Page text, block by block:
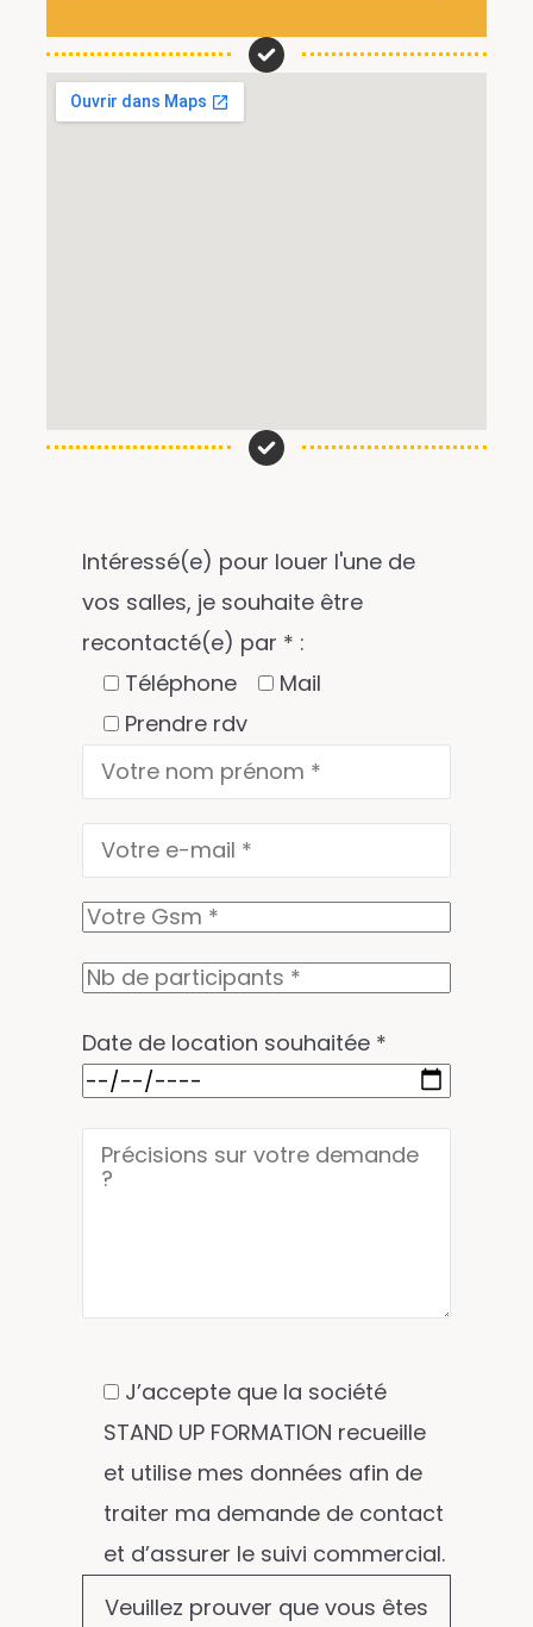
Intéressé(e) pour louer l'une de
vos salles, je souhaite être
recontacté(e) par * :
Téléphone
Mail
Prendre rdv
Date de location souhaitée *
J’accepte que la société
STAND UP FORMATION recueille
et utilise mes données afin de
traiter ma demande de contact
et d’assurer le suivi commercial.
Veuillez prouver que vous êtes